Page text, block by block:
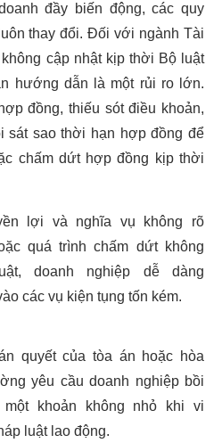
đầy biến động, các quy
thay đổi. Đối với ngành Tài
cập nhật kịp thời Bộ luật
hướng dẫn là một rủi ro lớn.
đồng, thiếu sót điều khoản,
sát sao thời hạn hợp đồng để
chấm dứt hợp đồng kịp thời
lợi và nghĩa vụ không rõ
quá trình chấm dứt không
doanh nghiệp dễ dàng
các vụ kiện tụng tốn kém.
quyết của tòa án hoặc hòa
yêu cầu doanh nghiệp bồi
một khoản không nhỏ khi vi
luật lao động.